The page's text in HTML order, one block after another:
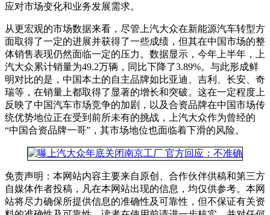
应对市场变化和业务发展需求。
从更宏观的市场数据来看，尽管上汽大众在新能源汽车转型方
面取得了一定的进展并获得了一些成绩，但其在中国市场的整
体销售表现仍然面临一定的压力。数据显示，今年上半年，上
汽大众累计销量为49.2万辆，同比下降了3.89%。与此形成鲜
明对比的是，中国本土的自主品牌如比亚迪、吉利、长安、奇
瑞等，在销量上都取得了显著的增长和突破。这在一定程度上
反映了中国汽车市场竞争的加剧，以及合资品牌在中国市场传
统优势地位正在受到前所未有的挑战，上汽大众作为曾经的
“中国合资品牌一哥”，其市场地位也面临着下滑的风险。
免责声明：本网站内容主要来自原创、合作伙伴供稿和第三方
自媒体作者投稿，凡在本网站出现的信息，均仅供参考。本网
站将尽力确保所提供信息的准确性及可靠性，但不保证有关资